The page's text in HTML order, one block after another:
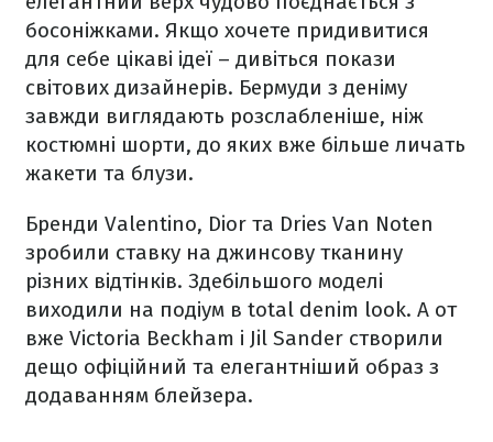
босоніжками. Якщо хочете придивитися
для себе цікаві ідеї – дивіться покази
світових дизайнерів. Бермуди з деніму
завжди виглядають розслабленіше, ніж
костюмні шорти, до яких вже більше личать
жакети та блузи.
Бренди Valentino, Dior та Dries Van Noten
зробили ставку на джинсову тканину
різних відтінків. Здебільшого моделі
виходили на подіум в total denim look. А от
вже Victoria Beckham і Jil Sander створили
дещо офіційний та елегантніший образ з
додаванням блейзера.